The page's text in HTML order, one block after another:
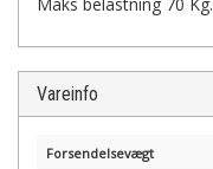
Vareinfo
Forsendelsevægt